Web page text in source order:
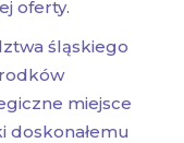
oferty.
śląskiego
miejsce
doskonałemu